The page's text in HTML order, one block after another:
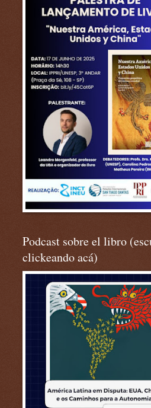
Podcast sobre el libro
clickeando acá)